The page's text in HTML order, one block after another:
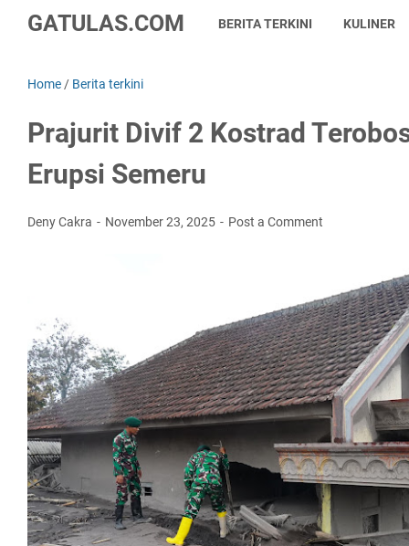
GATULAS.COM BERITA TERKINI KULINER
Home / Berita terkini
Prajurit Divif 2 Kostrad
Erupsi Semeru
Deny Cakra November 23, 2025 Post a Comment